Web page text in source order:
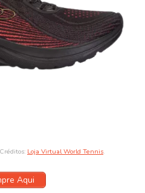
Loja Virtual World Tennis.
Aqui